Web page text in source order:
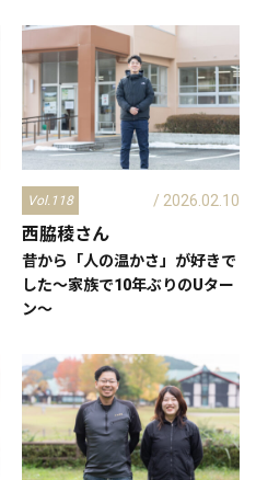
Vol.118
西脇稜さん
/ 2026.02.10
昔から「人の温かさ」が好きで
した～家族で10年ぶりのUター
ン～